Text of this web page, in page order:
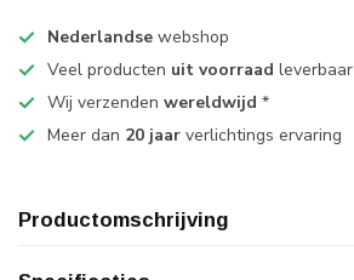
Nederlandse webshop
Veel producten uit voorraad leverbaar
Wij verzenden wereldwijd *
Meer dan 20 jaar verlichtings ervaring
Productomschrijving